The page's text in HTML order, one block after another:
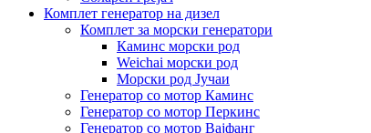
Комплет генератор на дизел
Комплет за морски генератори
Каминс морски род
Weichai морски род
Морски род Јучаи
Генератор со мотор Каминс
Генератор со мотор Перкинс
Генератор со мотор Вајфанг